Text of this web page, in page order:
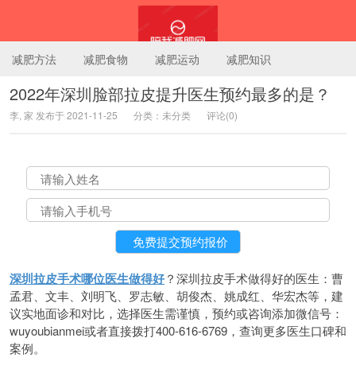
陪我减肥网
减肥方法 减肥食物 减肥运动 减肥知识
2022年深圳脸部拉皮提升医生预约最多的是？
李, 家 发布于 2021-11-25 分类：未分类 评论(0)
深圳拉皮手术哪位医生做得好？深圳拉皮手术做得好的医生：曹
孟君、文丰、刘明飞、罗志敏、胡俊杰、姚成红、华宏杰等，建
议实地面诊和对比，选择医生需谨慎，预约或咨询添加微信号：
wuyoubianmei或者直接拨打400-616-6769，查询更多医生口碑和
案例。